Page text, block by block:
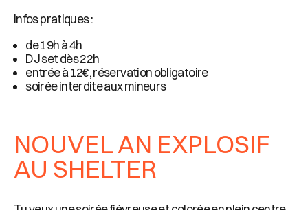
Infos pratiques :
de 19h à 4h
DJ set dès 22h
entrée à 12€, réservation obligatoire
soirée interdite aux mineurs
NOUVEL AN EXPLOSIF
AU SHELTER